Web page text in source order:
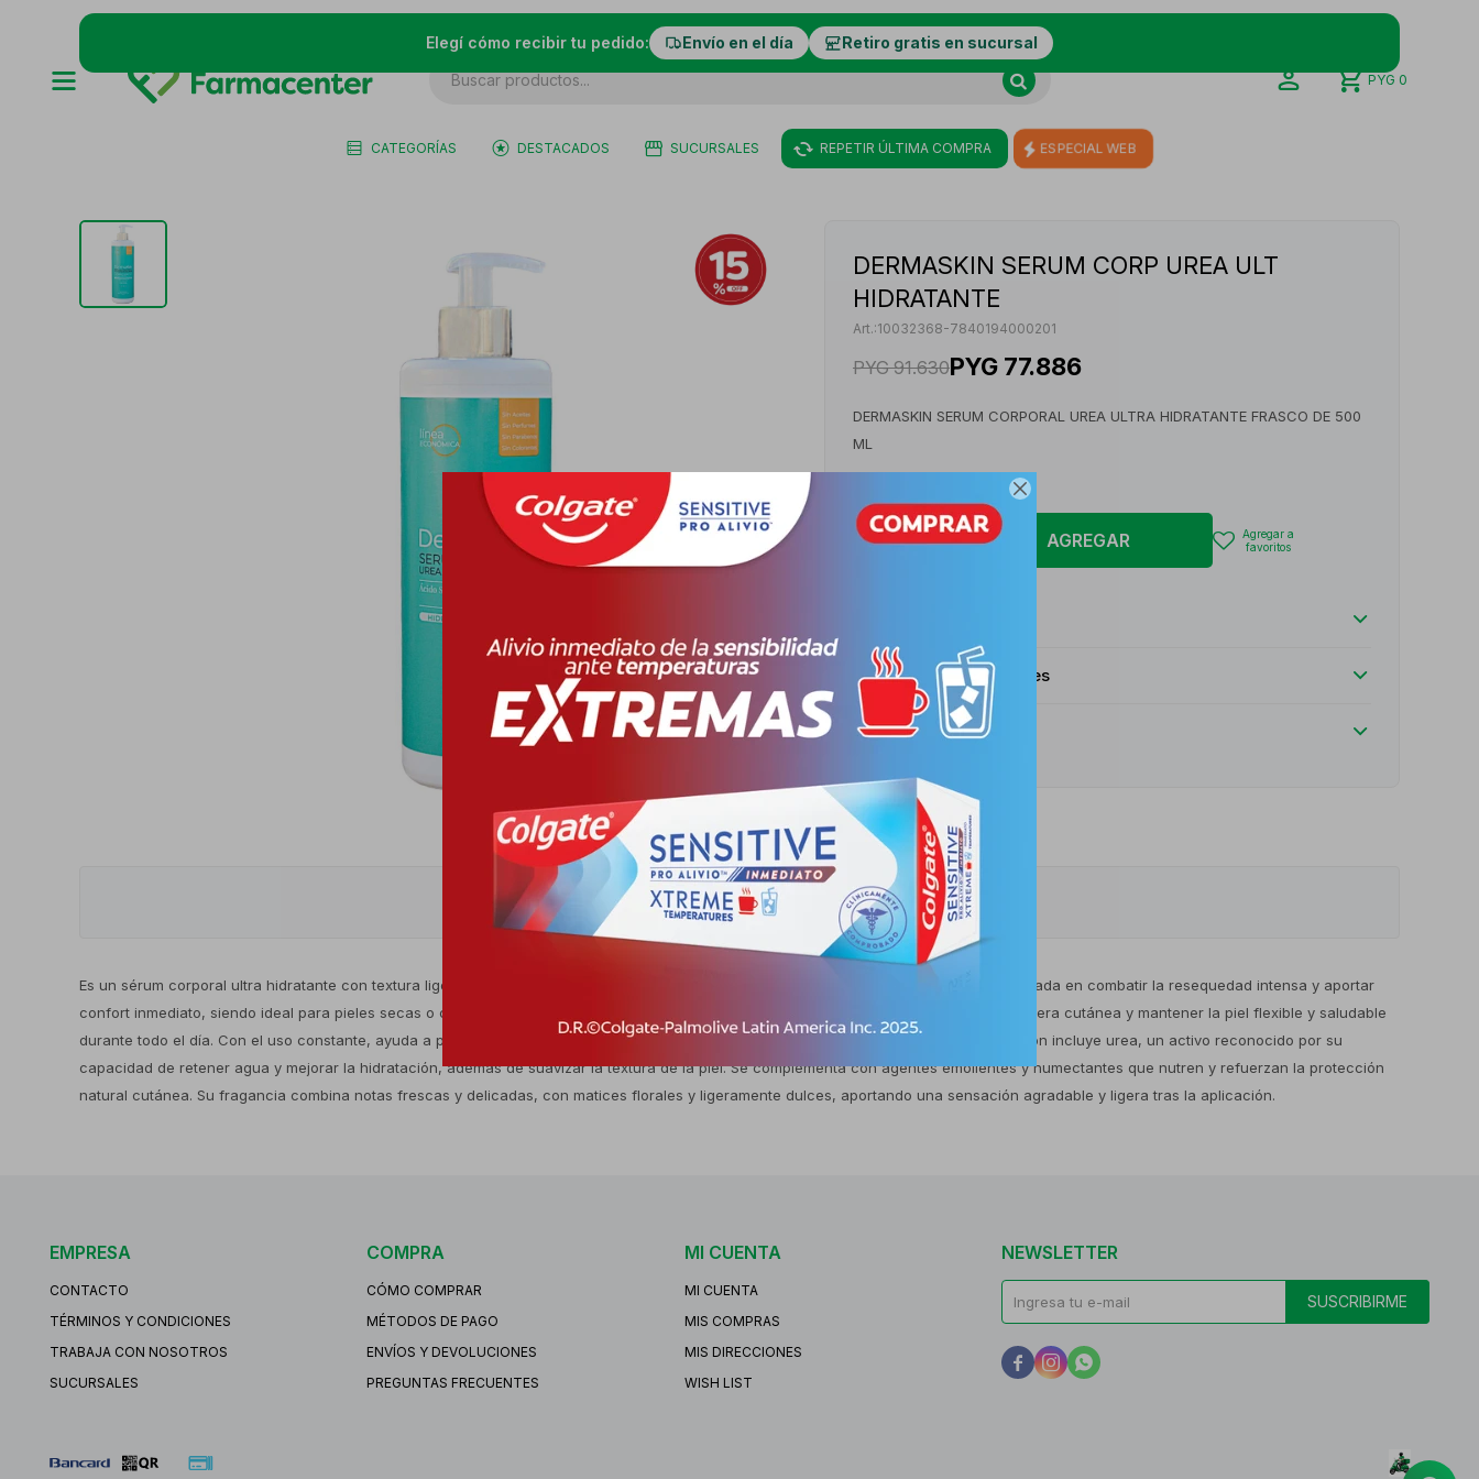

Elegí cómo recibir tu pedido: Envío en el día Retiro gratis en sucursal
CATEGORÍAS DESTACADOS SUCURSALES REPETIR ÚLTIMA COMPRA ESPECIAL WEB
PYG 0
DERMASKIN SERUM CORP UREA ULT
HIDRATANTE
10032368-7840194000201
PYG 91.630PYG 77.886
DERMASKIN SERUM CORPORAL UREA ULTRA HIDRATANTE FRASCO DE 500
ML
VER STOCK EN TIENDAS
+
AGREGAR
Cambios y Devoluciones
Medios de pago
Descripción
Es un sérum corporal ultra hidratante con textura ligera, formulado para mejorar la suavidad y elasticidad de la piel. Su acción está enfocada en combatir la resequedad intensa y aportar
confort inmediato, siendo ideal para pieles secas o con tendencia a la descamación. Sirve para hidratar en profundidad, restaurar la barrera cutánea y mantener la piel flexible y saludable
durante todo el día. Con el uso constante, ayuda a prevenir la tirantez y favorece una apariencia más uniforme y luminosa. La composición incluye urea, un activo reconocido por su
capacidad de retener agua y mejorar la hidratación, además de suavizar la textura de la piel. Se complementa con agentes emolientes y humectantes que nutren y refuerzan la protección
natural cutánea. Su fragancia combina notas frescas y delicadas, con matices florales y ligeramente dulces, aportando una sensación agradable y ligera tras la aplicación.
EMPRESA
CONTACTO
TÉRMINOS Y CONDICIONES
TRABAJA CON NOSOTROS
SUCURSALES
COMPRA
CÓMO COMPRAR
MÉTODOS DE PAGO
ENVÍOS Y DEVOLUCIONES
PREGUNTAS FRECUENTES
MI CUENTA
MI CUENTA
MIS COMPRAS
MIS DIRECCIONES
WISH LIST
NEWSLETTER
SUSCRIBIRME
  